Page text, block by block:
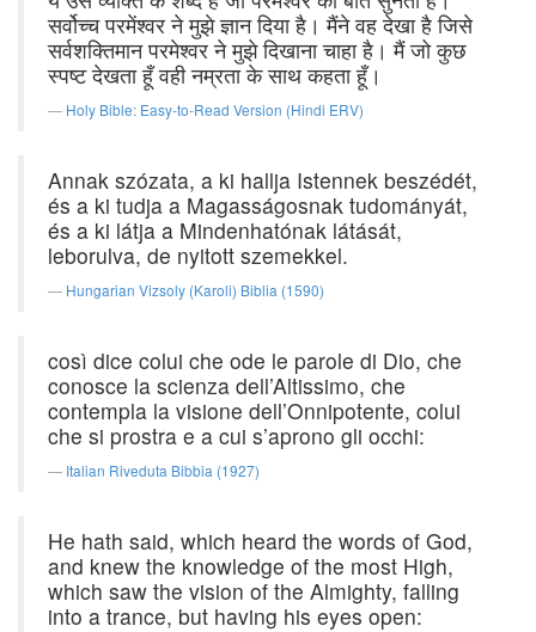
सर्वोच्च परमेंश्वर ने मुझे ज्ञान दिया है। मैंने वह देखा है जिसे
सर्वशक्तिमान परमेश्वर ने मुझे दिखाना चाहा है। मैं जो कुछ
स्पष्ट देखता हूँ वही नम्रता के साथ कहता हूँ।
Holy Bible: Easy-to-Read Version (Hindi ERV)
Annak szózata, a ki hallja Istennek beszédét,
és a ki tudja a Magasságosnak tudományát,
és a ki látja a Mindenhatónak látását,
leborulva, de nyitott szemekkel.
Hungarian Vizsoly (Karoli) Biblia (1590)
così dice colui che ode le parole di Dio, che
conosce la scienza dell’Altissimo, che
contempla la visione dell’Onnipotente, colui
che si prostra e a cui s’aprono gli occhi:
Italian Riveduta Bibbia (1927)
He hath said, which heard the words of God,
and knew the knowledge of the most High,
which saw the vision of the Almighty, falling
into a trance, but having his eyes open: